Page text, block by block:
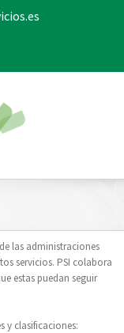
las administraciones
servicios. PSI colabora
estas puedan seguir
y clasificaciones: